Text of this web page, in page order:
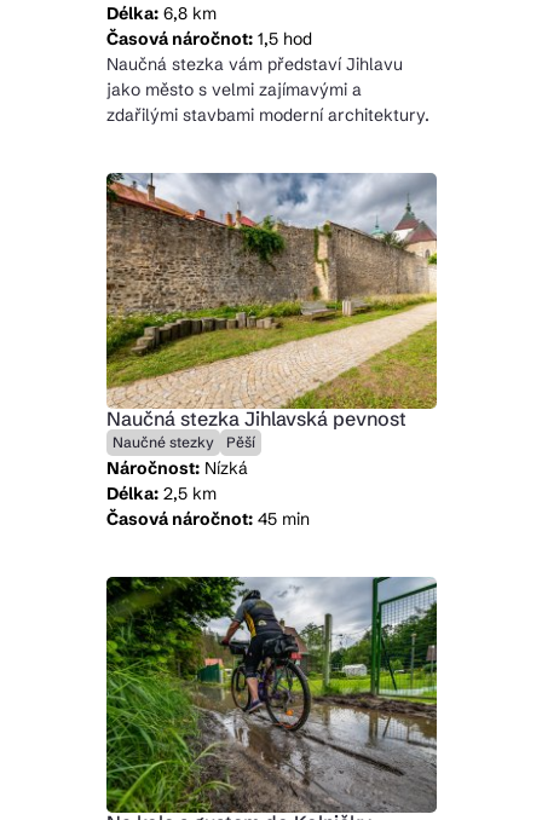
Délka:6,8 km
Časová náročnot:1,5 hod
Naučná stezka vám představí Jihlavu
jako město s velmi zajímavými a
zdařilými stavbami moderní architektury.
Naučná stezka Jihlavská pevnost
Naučné stezky Pěší
Náročnost:Nízká
Délka:2,5 km
Časová náročnot:45 min